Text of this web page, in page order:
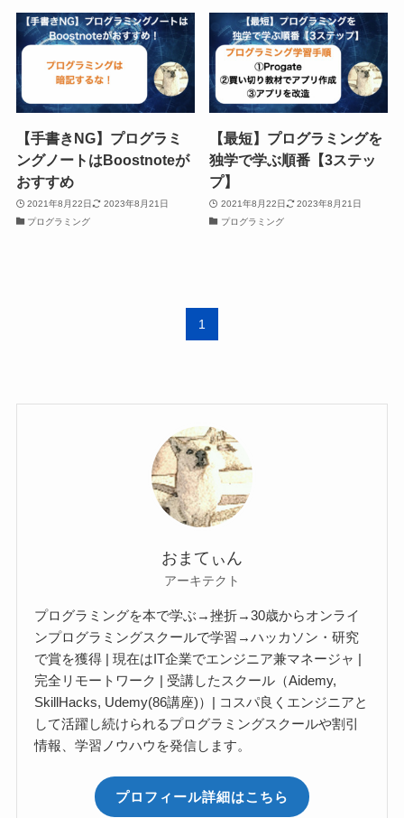
【手書きNG】プログラミ
ングノートはBoostnoteが
おすすめ
2021年8月22日
2023年8月21日
プログラミング
【最短】プログラミングを
独学で学ぶ順番【3ステッ
プ】
2021年8月22日
2023年8月21日
プログラミング
1
おまてぃん
アーキテクト
プログラミングを本で学ぶ→挫折→30歳からオンライ
ンプログラミングスクールで学習→ハッカソン・研究
で賞を獲得 | 現在はIT企業でエンジニア兼マネージャ |
完全リモートワーク | 受講したスクール（Aidemy,
SkillHacks, Udemy(86講座)）| コスパ良くエンジニアと
して活躍し続けられるプログラミングスクールや割引
情報、学習ノウハウを発信します。
プロフィール詳細はこちら